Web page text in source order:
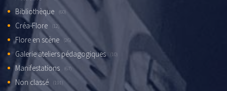
Bibliothèque (60)
Créa-Flore (12)
Flore en scène (26)
Galerie ateliers pédagogiques (10)
Manifestations (67)
Non classé (191)